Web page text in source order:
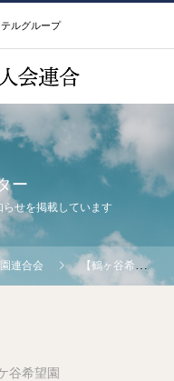
ルグループ
ー
せを掲載しています
連合会 【鶴ヶ谷希望園】
谷希望園